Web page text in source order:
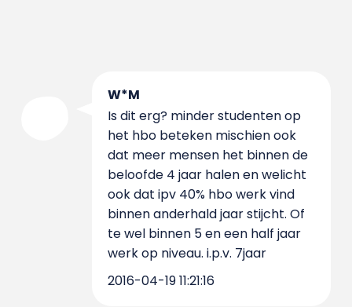
W*M
Is dit erg? minder studenten op
het hbo beteken mischien ook
dat meer mensen het binnen de
beloofde 4 jaar halen en welicht
ook dat ipv 40% hbo werk vind
binnen anderhald jaar stijcht. Of
te wel binnen 5 en een half jaar
werk op niveau. i.p.v. 7jaar
2016-04-19 11:21:16